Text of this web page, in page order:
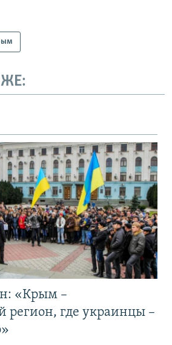
«Крым –
регион, где украинцы –